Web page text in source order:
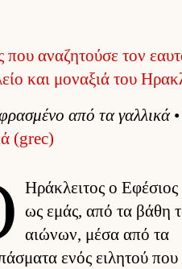
που αναζητούσε τον
και μοναξιά του
από τα γαλ­λικά
(grec)
Ηράκλει­τος ο Εφέσιος
ως εμάς, από τα βάθη
αιώνων, μέσα από τα
ενός ει­λητού που